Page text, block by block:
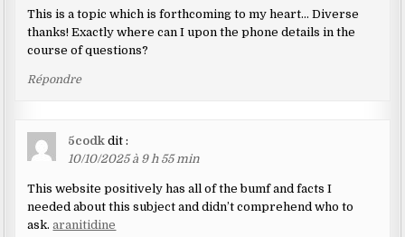
This is a topic which is forthcoming to my heart… Diverse
thanks! Exactly where can I upon the phone details in the
course of questions?
Répondre
5codk dit :
10/10/2025 à 9 h 55 min
This website positively has all of the bumf and facts I
needed about this subject and didn’t comprehend who to
ask.aranitidine